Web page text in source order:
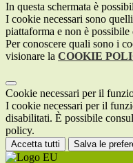
In questa schermata è
I cookie necessari sono
piattaforma e non è
Per conoscere quali sono i
visionare la COOKIE
Cookie necessari per il
I cookie necessari per il
disabilitati. È possibile
policy.
Accetta tutti Salva le